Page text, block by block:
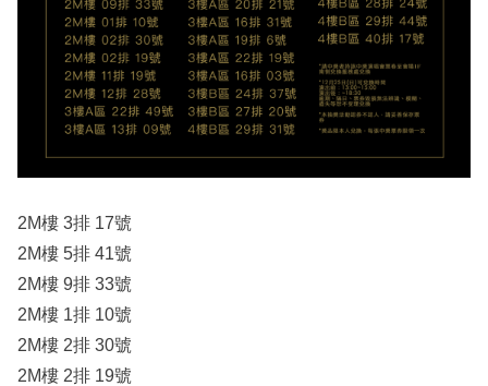
2M樓 3排 17號
2M樓 5排 41號
2M樓 9排 33號
2M樓 1排 10號
2M樓 2排 30號
2M樓 2排 19號